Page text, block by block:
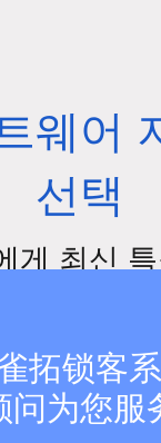
웨어
선택
게 최신
拓锁客
问为您服